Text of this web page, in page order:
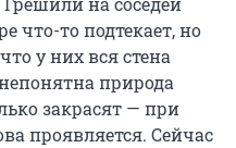
что-то подтекает, но
у них вся стена
природа
закрасят — при
проявляется. Сейчас